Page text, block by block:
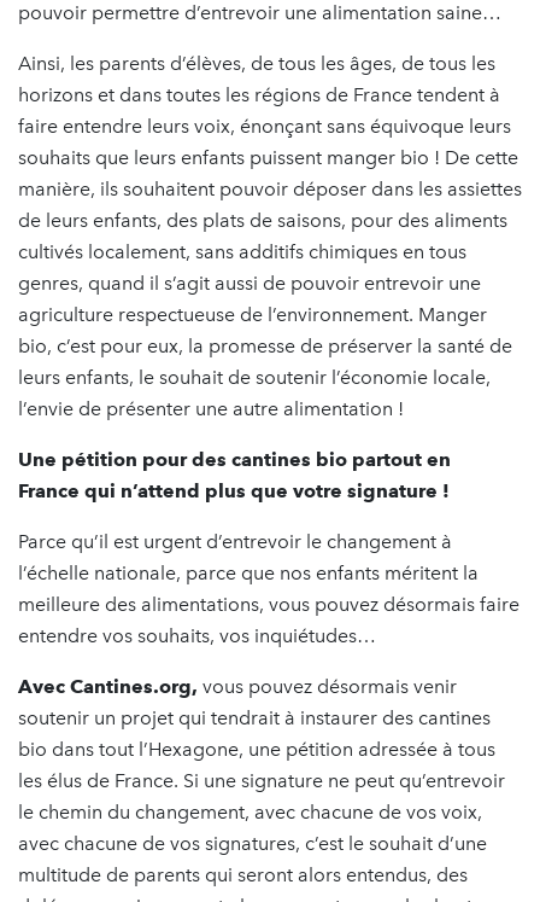
pouvoir permettre d’entrevoir une alimentation saine…
Ainsi, les parents d’élèves, de tous les âges, de tous les
horizons et dans toutes les régions de France tendent à
faire entendre leurs voix, énonçant sans équivoque leurs
souhaits que leurs enfants puissent manger bio ! De cette
manière, ils souhaitent pouvoir déposer dans les assiettes
de leurs enfants, des plats de saisons, pour des aliments
cultivés localement, sans additifs chimiques en tous
genres, quand il s’agit aussi de pouvoir entrevoir une
agriculture respectueuse de l’environnement. Manger
bio, c’est pour eux, la promesse de préserver la santé de
leurs enfants, le souhait de soutenir l’économie locale,
l’envie de présenter une autre alimentation !
Une pétition pour des cantines bio partout en
France qui n’attend plus que votre signature !
Parce qu’il est urgent d’entrevoir le changement à
l’échelle nationale, parce que nos enfants méritent la
meilleure des alimentations, vous pouvez désormais faire
entendre vos souhaits, vos inquiétudes…
Avec Cantines.org, vous pouvez désormais venir
soutenir un projet qui tendrait à instaurer des cantines
bio dans tout l’Hexagone, une pétition adressée à tous
les élus de France. Si une signature ne peut qu’entrevoir
le chemin du changement, avec chacune de vos voix,
avec chacune de vos signatures, c’est le souhait d’une
multitude de parents qui seront alors entendus, des